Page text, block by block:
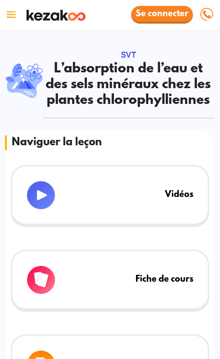
Se connecter
SVT
L’absorption de l’eau et
des sels minéraux chez les
plantes chlorophylliennes
Naviguer la leçon
Vidéos
Fiche de cours